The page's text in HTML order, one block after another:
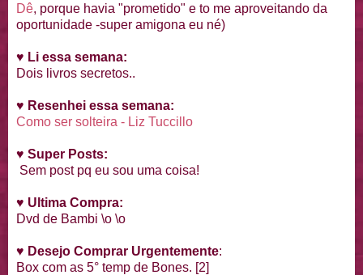
Dê, porque havia "prometido" e to me aproveitando da
oportunidade -super amigona eu né)
♥ Li essa semana:
Dois livros secretos..
♥ Resenhei essa semana:
Como ser solteira - Liz Tuccillo
♥ Super Posts:
Sem post pq eu sou uma coisa!
♥ Ultima Compra:
Dvd de Bambi \o \o
♥ Desejo Comprar Urgentemente:
Box com as 5° temp de Bones. [2]